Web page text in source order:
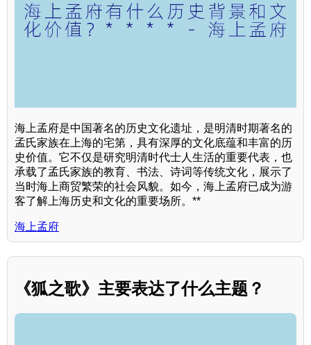
海上孟府是中国著名的历史文化遗址，是明清时期著名的
孟氏家族在上海的宅第，具有深厚的文化底蕴和丰富的历
史价值。它不仅是研究明清时代士人生活的重要代表，也
承载了孟氏家族的教育、书法、诗词等传统文化，展示了
当时海上商贸繁荣的社会风貌。如今，海上孟府已成为游
客了解上海历史和文化的重要场所。**
海上孟府
《狐之歌》主要表达了什么主题？